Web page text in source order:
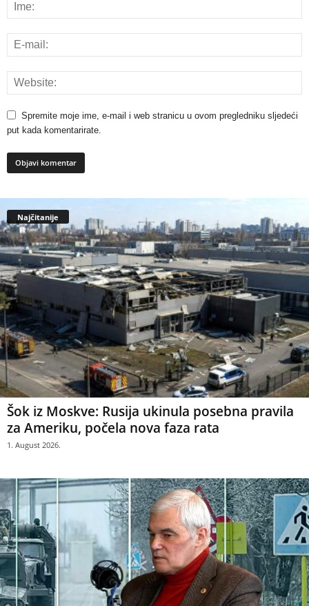
Spremite moje ime, e-mail i web stranicu u ovom pregledniku sljedeći
put kada komentarirate.
Najčitanije
Šok iz Moskve: Rusija ukinula posebna pravila
za Ameriku, počela nova faza rata
1. August 2026.